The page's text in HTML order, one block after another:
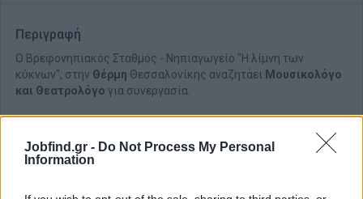
Jobfind.gr - Do Not Process My Personal
Information
Περιγραφή
O Βρεφονηπιακός Σταθμός - Νηπιαγωγείο "Η λίμνη των
κύκνων", στην Θέρμη Θεσσαλονίκης αναζητάει Μουσικολόγο
και Θεατρολόγο για συνεργασία.